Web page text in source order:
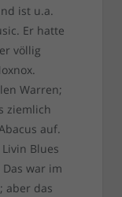
ist u.a.
Er hatte
völlig
Warren;
ziemlich
auf.
Blues
war im
aber das